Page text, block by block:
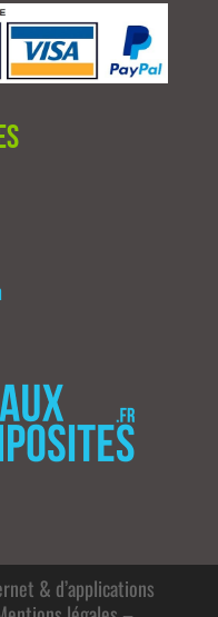
& d’applications